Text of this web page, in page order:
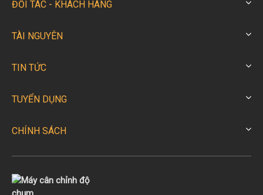
ĐỐI TÁC - KHÁCH HÀNG
TÀI NGUYÊN
TIN TỨC
TUYỂN DỤNG
CHÍNH SÁCH